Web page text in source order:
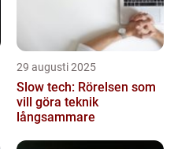
29 augusti 2025
Slow tech: Rörelsen som
vill göra teknik
långsammare